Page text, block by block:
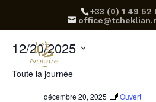
‪+33 (0) 1 49 52
12/20/2025
Sélectionnez
une
Toute la journée
décembre 20, 2025 Ouvert